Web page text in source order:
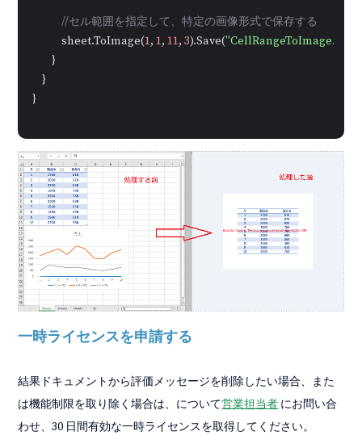
//セル範囲を指定して、特定の画像形式で保存する
            sheet.ToImage(
1, 1, 11, 3).Save("CellRangeToImage.png"
        }
    }
}
一時ライセンスを申請する
結果ドキュメントから評価メッセージを削除したい場合、また
は機能制限を取り除く場合は、について営業担当者 にお問い合
わせ、30 日間有効な一時ライセンスを取得してください。